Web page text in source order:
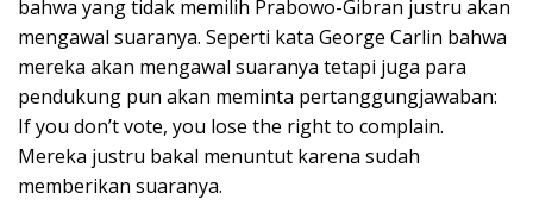
bahwa yang tidak memilih Prabowo-Gibran justru akan
mengawal suaranya. Seperti kata George Carlin bahwa
mereka akan mengawal suaranya tetapi juga para
pendukung pun akan meminta pertanggungjawaban:
If you don’t vote, you lose the right to complain.
Mereka justru bakal menuntut karena sudah
memberikan suaranya.